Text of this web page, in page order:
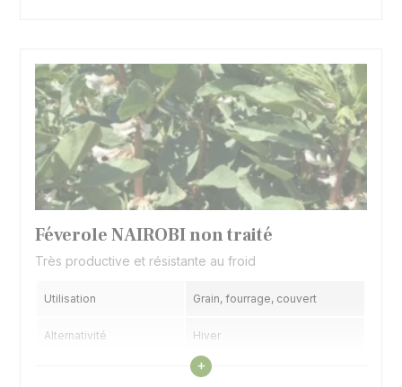
Féverole NAIROBI non traité
Très productive et résistante au froid
Utilisation Grain, fourrage, couvert
Alternativité Hiver
1/2 précoce
Voir les caractéristiques
+